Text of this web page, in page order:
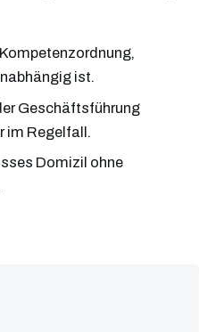
ist.
Geschäftsführung
im Regelfall.
Domizil ohne